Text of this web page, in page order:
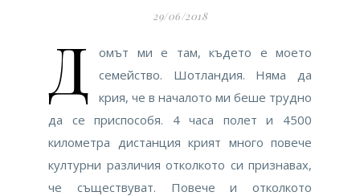
29/06/2018
Д
омът ми е там, където е моето
семейство. Шотландия. Няма да
крия, че в началото ми беше трудно
да се приспособя. 4 часа полет и 4500
километра дистанция крият много повече
културни различия отколкото си признавах,
че съществуват. Повече и отколкото